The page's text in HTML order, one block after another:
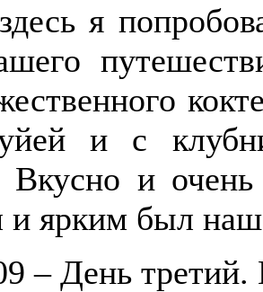
я
и с
и очень
ярким был
– День